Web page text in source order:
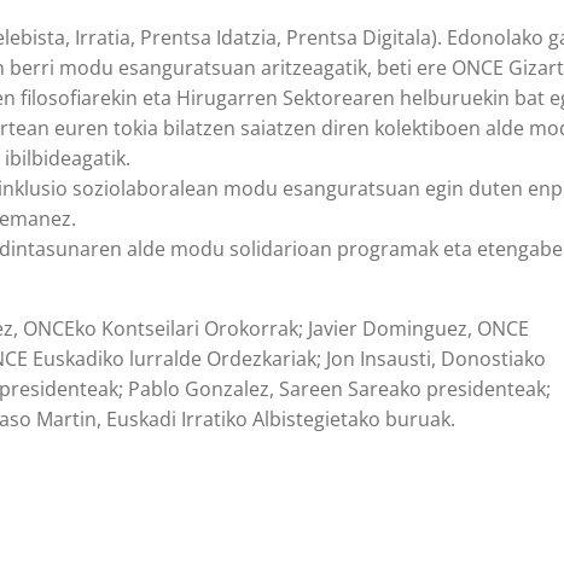
Irratia, Prentsa Idatzia, Prentsa Digitala). Edonolako
modu esanguratsuan aritzeagatik, beti ere ONCE
filosofiarekin eta Hirugarren Sektorearen helburuekin bat
euren tokia bilatzen saiatzen diren kolektiboen alde
soziolaboralean modu esanguratsuan egin duten
alde modu solidarioan programak eta
Kontseilari Orokorrak; Javier Dominguez, ONCE
Euskadiko lurralde Ordezkariak; Jon Insausti, Donostiako
Pablo Gonzalez, Sareen Sareako presidenteak;
Martin, Euskadi Irratiko Albistegietako buruak.